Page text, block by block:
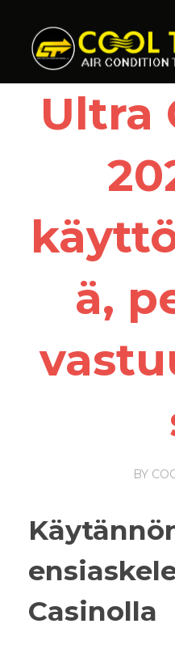
Cool Track Air Condition Trading LLC
Perfect Track of Comfort & Cool
Ultra
ä,
BY
Casinolla